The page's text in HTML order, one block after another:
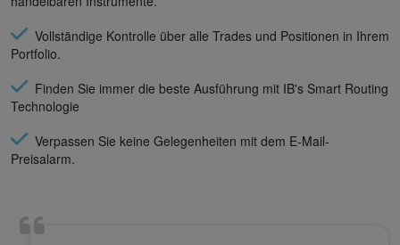
Vollständige Kontrolle über alle Trades und Positionen in Ihrem
Portfolio.
Finden Sie immer die beste Ausführung mit IB's Smart Routing
Technologie
Verpassen Sie keine Gelegenheiten mit dem E-Mail-
Preisalarm.